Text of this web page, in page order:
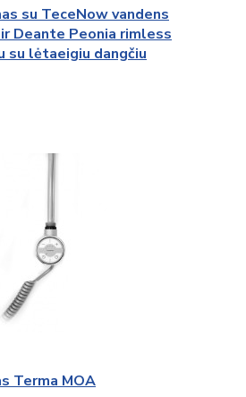
TeceNow vandens
su lėtaeigiu dangčiu
Terma MOA